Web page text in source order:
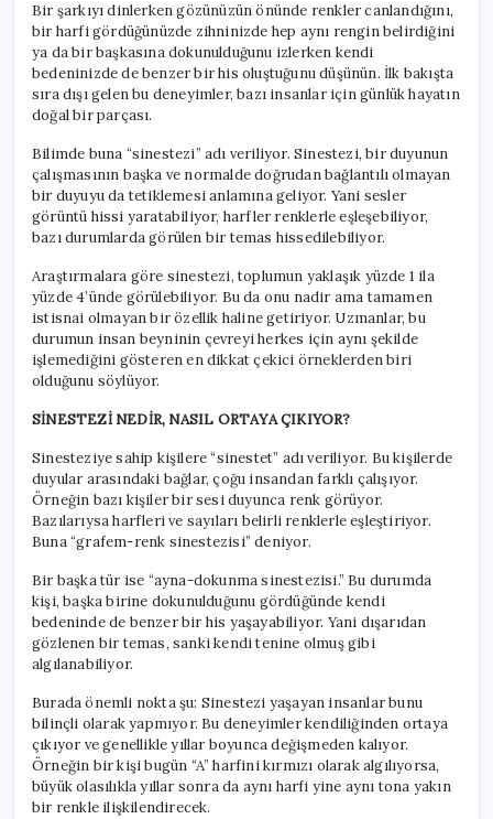
kelimeyi
tat
olarak
algılıyorlar
için
Bir şarkıyı dinlerken gözünüzün önünde renkler canlandığını,
bir harfi gördüğünüzde zihninizde hep aynı rengin belirdiğini
ya da bir başkasına dokunulduğunu izlerken kendi
bedeninizde de benzer bir his oluştuğunu düşünün. İlk bakışta
sıra dışı gelen bu deneyimler, bazı insanlar için günlük hayatın
doğal bir parçası.
Bilimde buna “sinestezi” adı veriliyor. Sinestezi, bir duyunun
çalışmasının başka ve normalde doğrudan bağlantılı olmayan
bir duyuyu da tetiklemesi anlamına geliyor. Yani sesler
görüntü hissi yaratabiliyor, harfler renklerle eşleşebiliyor,
bazı durumlarda görülen bir temas hissedilebiliyor.
Araştırmalara göre sinestezi, toplumun yaklaşık yüzde 1 ila
yüzde 4’ünde görülebiliyor. Bu da onu nadir ama tamamen
istisnai olmayan bir özellik haline getiriyor. Uzmanlar, bu
durumun insan beyninin çevreyi herkes için aynı şekilde
işlemediğini gösteren en dikkat çekici örneklerden biri
olduğunu söylüyor.
SİNESTEZİ NEDİR, NASIL ORTAYA ÇIKIYOR?
Sinesteziye sahip kişilere “sinestet” adı veriliyor. Bu kişilerde
duyular arasındaki bağlar, çoğu insandan farklı çalışıyor.
Örneğin bazı kişiler bir sesi duyunca renk görüyor.
Bazılarıysa harfleri ve sayıları belirli renklerle eşleştiriyor.
Buna “grafem-renk sinestezisi” deniyor.
Bir başka tür ise “ayna-dokunma sinestezisi.” Bu durumda
kişi, başka birine dokunulduğunu gördüğünde kendi
bedeninde de benzer bir his yaşayabiliyor. Yani dışarıdan
gözlenen bir temas, sanki kendi tenine olmuş gibi
algılanabiliyor.
Burada önemli nokta şu: Sinestezi yaşayan insanlar bunu
bilinçli olarak yapmıyor. Bu deneyimler kendiliğinden ortaya
çıkıyor ve genellikle yıllar boyunca değişmeden kalıyor.
Örneğin bir kişi bugün “A” harfini kırmızı olarak algılıyorsa,
büyük olasılıkla yıllar sonra da aynı harfi yine aynı tona yakın
bir renkle ilişkilendirecek.